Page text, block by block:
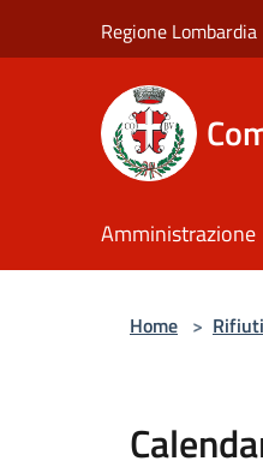
Regione Lombardia
Amministrazione
Home > Rifiuti